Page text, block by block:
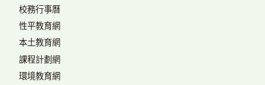
校務行事曆
性平教育網
本土教育網
課程計劃網
環境教育網